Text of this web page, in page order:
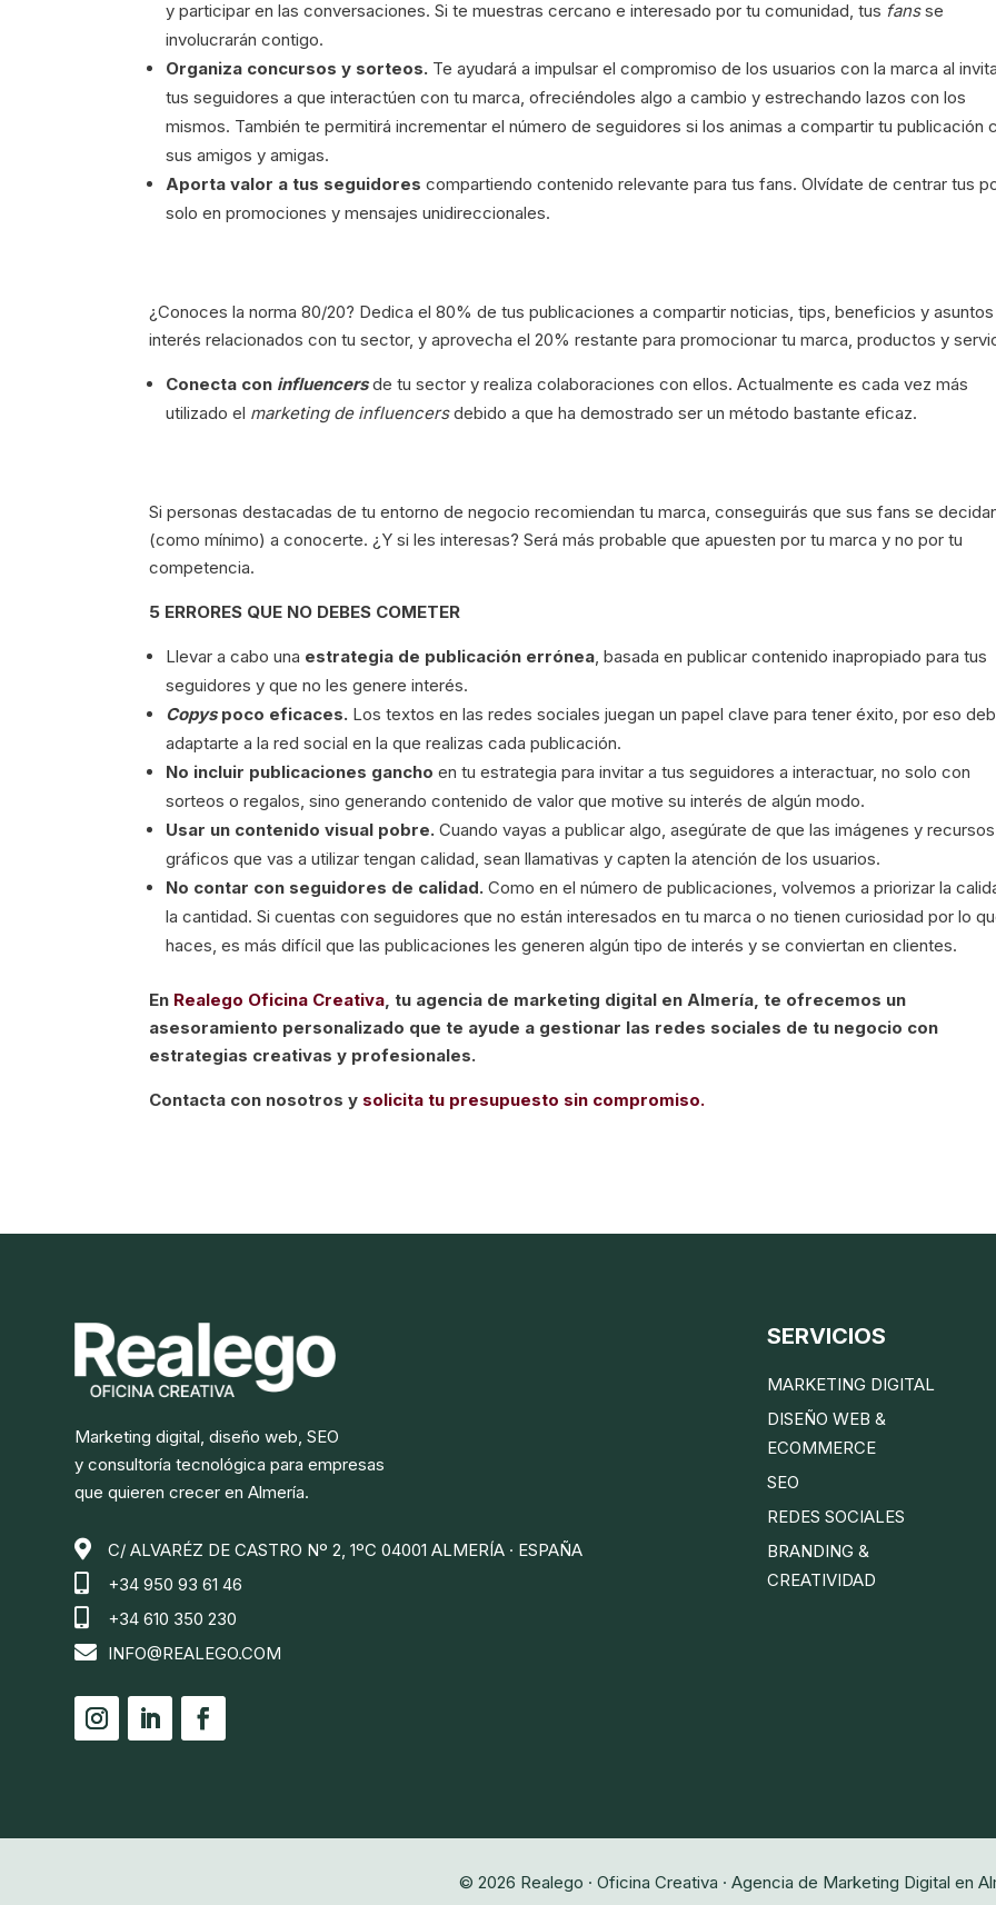
y participar en las conversaciones. Si te muestras cercano e interesado por tu comunidad, tus fansse
involucrarán contigo.
Organiza concursos y sorteos. Te ayudará a impulsar el compromiso de los usuarios con la marca al
tus seguidores a que interactúen con tu marca, ofreciéndoles algo a cambio y estrechando lazos con los
mismos. También te permitirá incrementar el número de seguidores si los animas a compartir tu publicación
sus amigos y amigas.
Aporta valor a tus seguidorescompartiendo contenido relevante para tus fans. Olvídate de centrar tus
solo en promociones y mensajes unidireccionales.
¿Conoces la norma 80/20? Dedica el 80% de tus publicaciones a compartir noticias, tips, beneficios y
interés relacionados con tu sector, y aprovecha el 20% restante para promocionar tu marca, productos y
Conecta con influencersde tu sector y realiza colaboraciones con ellos. Actualmente es cada vez más
utilizado el marketing de influencersdebido a que ha demostrado ser un método bastante eficaz.
Si personas destacadas de tu entorno de negocio recomiendan tu marca, conseguirás que sus fans se
(como mínimo) a conocerte. ¿Y si les interesas? Será más probable que apuesten por tu marca y no por tu
competencia.
5 ERRORES QUE NO DEBES COMETER
Llevar a cabo una estrategia de publicación errónea , basada en publicar contenido inapropiado para tus
seguidores y que no les genere interés.
Copyspoco eficaces. Los textos en las redes sociales juegan un papel clave para tener éxito, por eso
adaptarte a la red social en la que realizas cada publicación.
No incluir publicaciones gancho en tu estrategia para invitar a tus seguidores a interactuar, no solo con
sorteos o regalos, sino generando contenido de valor que motive su interés de algún modo.
Usar un contenido visual pobre. Cuando vayas a publicar algo, asegúrate de que las imágenes y recursos
gráficos que vas a utilizar tengan calidad, sean llamativas y capten la atención de los usuarios.
No contar con seguidores de calidad.Como en el número de publicaciones, volvemos a priorizar la
la cantidad. Si cuentas con seguidores que no están interesados en tu marca o no tienen curiosidad por lo
haces, es más difícil que las publicaciones les generen algún tipo de interés y se conviertan en clientes.
En Realego Oficina Creativa , tu agencia de marketing digital en Almería, te ofrecemos un
asesoramiento personalizado que te ayude a gestionar las redes sociales de tu negocio con
estrategias creativas y profesionales.
Contacta con nosotros y solicita tu presupuesto sin compromiso.
Marketing digital, diseño web, SEO
y consultoría tecnológica para empresas
que quieren crecer en Almería.
 C/ ALVARÉZ DE CASTRO Nº 2, 1ºC 04001 ALMERÍA · ESPAÑA
 +34 950 93 61 46
 +34 610 350 230
 INFO@REALEGO.COM
SERVICIOS
MARKETING DIGITAL
DISEÑO WEB &
ECOMMERCE
SEO
REDES SOCIALES
BRANDING &
CREATIVIDAD
© 2026 Realego · Oficina Creativa · Agencia de Marketing Digital en